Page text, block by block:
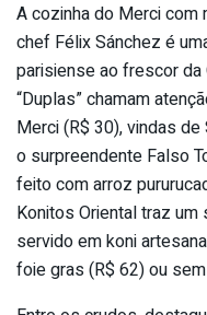
A cozinha do Merci
chef Félix Sánchez é
parisiense ao frescor da
“Duplas” chamam
Merci (R$ 30), vindas
o surpreendente Falso
feito com arroz
Konitos Oriental traz
servido em koni
foie gras (R$ 62) ou